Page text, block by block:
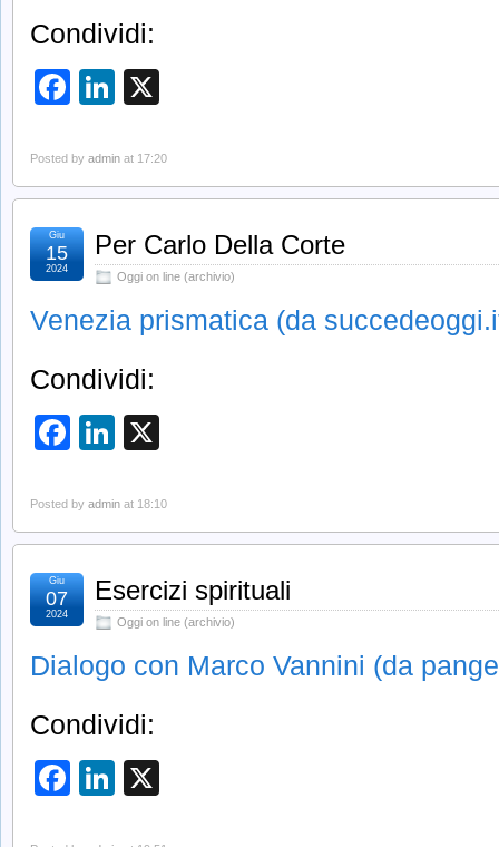
Condividi:
Facebook
LinkedIn
Posted by admin at 17:20
Per Carlo Della Corte
Oggi on line (archivio)
Giu
15
2024
Venezia prismatica (da
Condividi:
Facebook
LinkedIn
Posted by admin at 18:10
Esercizi spirituali
Oggi on line (archivio)
Giu
07
2024
Dialogo con Marco Vannini (da
Condividi:
Facebook
LinkedIn